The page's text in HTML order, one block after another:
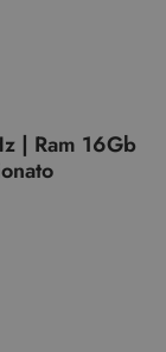
| Ram 16Gb